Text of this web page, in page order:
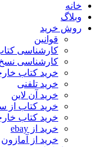
خانه
وبلاگ
روش خرید
قوانین
کارشناسی
کارشناسی
خرید کتاب
خرید تلفنی
خرید آن لاین
خرید کتاب از
خرید کتاب
خرید از ebay
خرید از آمازون